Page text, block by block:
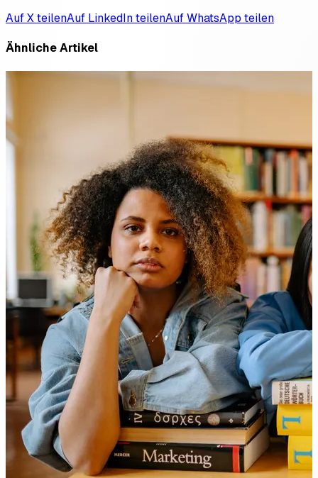
Auf X teilenAuf LinkedIn teilenAuf WhatsApp teilen
Ähnliche Artikel